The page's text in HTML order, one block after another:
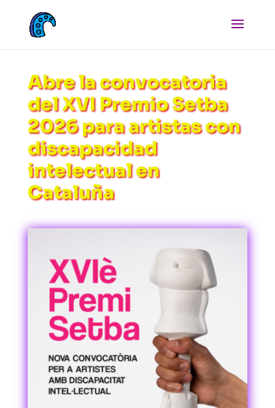
Abre la convocatoria
del XVI Premio Setba
2026 para artistas con
discapacidad
intelectual en
Cataluña